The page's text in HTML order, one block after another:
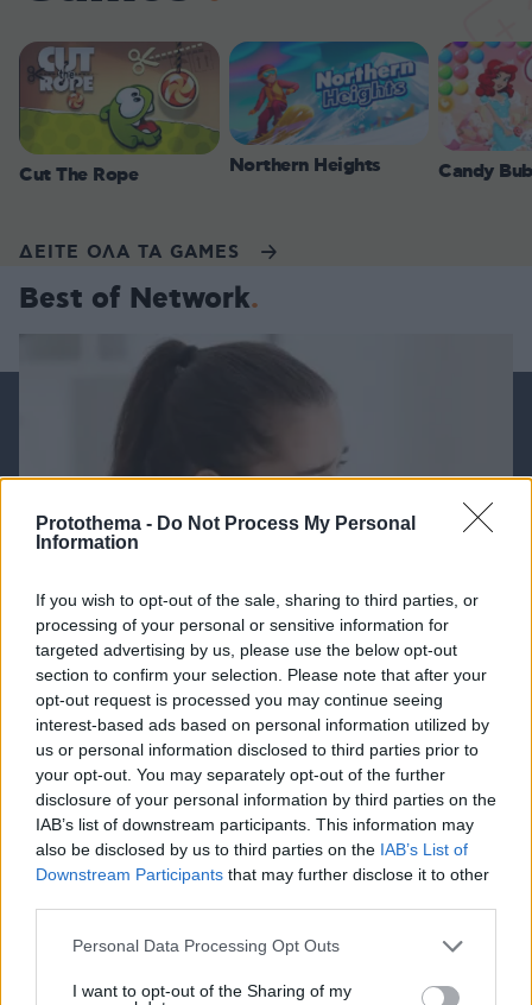
Protothema - Do Not Process My Personal
Information
If you wish to opt-out of the sale, sharing to third parties, or
processing of your personal or sensitive information for
targeted advertising by us, please use the below opt-out
section to confirm your selection. Please note that after your
opt-out request is processed you may continue seeing
interest-based ads based on personal information utilized by
us or personal information disclosed to third parties prior to
your opt-out. You may separately opt-out of the further
disclosure of your personal information by third parties on the
IAB’s list of downstream participants. This information may
also be disclosed by us to third parties on the IAB’s List of
Downstream Participants that may further disclose it to other
Please note that this website/app uses one or more Google
not limited to your visit or usage behaviour. You may click to
Personal Data Processing Opt Outs
I want to opt-out of the Sharing of my
Cut The Rope Northern Heights Candy
ΔΕΙΤΕ ΟΛΑ ΤΑ GAMES
Best of Network
Ανεύρυσμα: Απλό τεστ του αντίχειρα προμηνύει
τον αυξημένο κίνδυνο – Γίνεται σε 1 λεπτό
09.08.2026, 09:31